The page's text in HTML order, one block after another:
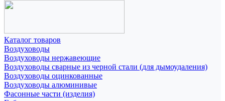
Каталог товаров
Воздуховоды
Воздуховоды нержавеющие
Воздуховоды сварные из черной стали (для дымоудаления)
Воздуховоды оцинкованные
Воздуховоды алюминивые
Фасонные части (изделия)